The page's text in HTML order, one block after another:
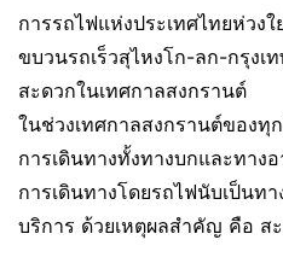
การรถไฟแห่งประเทศไทยห่วง
ขบวนรถเร็วสุไหงโก-ลก-กรุงเ
สะดวกในเทศกาลสงกรานต์
ในช่วงเทศกาลสงกรานต์ของทุ
การเดินทางทั้งทางบกและทาง
การเดินทางโดยรถไฟนับเป็นท
บริการ ด้วยเหตุผลสำคัญ คือ ส